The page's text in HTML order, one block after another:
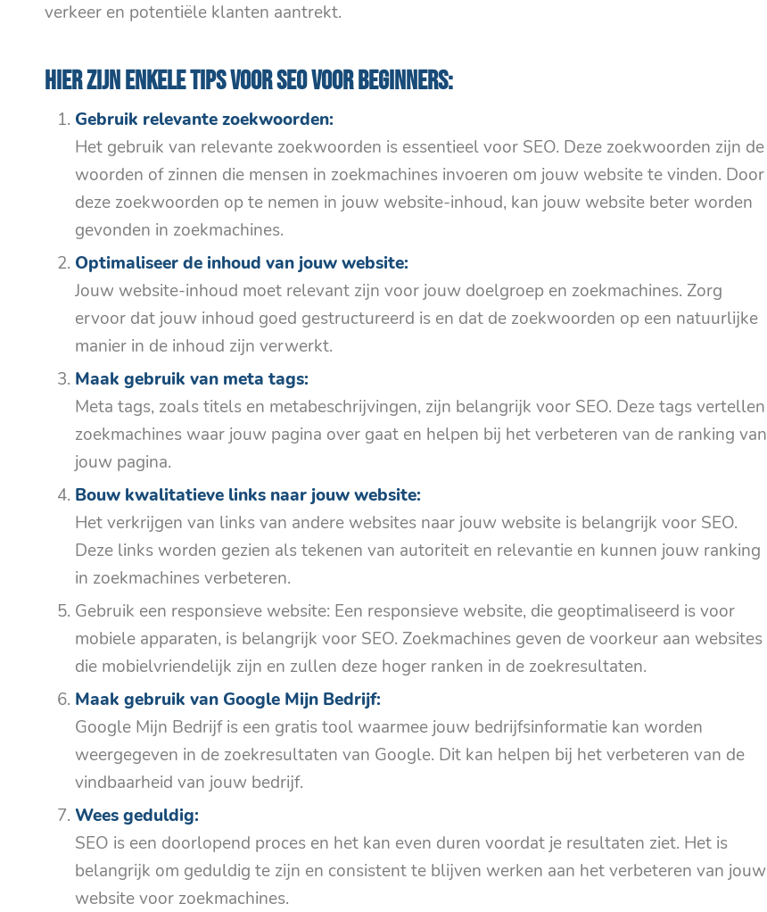
verkeer en potentiële klanten aantrekt.
Hier zijn enkele tips voor SEO voor beginners:
Gebruik relevante zoekwoorden:
Het gebruik van relevante zoekwoorden is essentieel voor SEO. Deze zoekwoorden zijn de
woorden of zinnen die mensen in zoekmachines invoeren om jouw website te vinden. Door
deze zoekwoorden op te nemen in jouw website-inhoud, kan jouw website beter worden
gevonden in zoekmachines.
Optimaliseer de inhoud van jouw website:
Jouw website-inhoud moet relevant zijn voor jouw doelgroep en zoekmachines. Zorg
ervoor dat jouw inhoud goed gestructureerd is en dat de zoekwoorden op een natuurlijke
manier in de inhoud zijn verwerkt.
Maak gebruik van meta tags:
Meta tags, zoals titels en metabeschrijvingen, zijn belangrijk voor SEO. Deze tags vertellen
zoekmachines waar jouw pagina over gaat en helpen bij het verbeteren van de ranking van
jouw pagina.
Bouw kwalitatieve links naar jouw website:
Het verkrijgen van links van andere websites naar jouw website is belangrijk voor SEO.
Deze links worden gezien als tekenen van autoriteit en relevantie en kunnen jouw ranking
in zoekmachines verbeteren.
Gebruik een responsieve website: Een responsieve website, die geoptimaliseerd is voor
mobiele apparaten, is belangrijk voor SEO. Zoekmachines geven de voorkeur aan websites
die mobielvriendelijk zijn en zullen deze hoger ranken in de zoekresultaten.
Maak gebruik van Google Mijn Bedrijf:
Google Mijn Bedrijf is een gratis tool waarmee jouw bedrijfsinformatie kan worden
weergegeven in de zoekresultaten van Google. Dit kan helpen bij het verbeteren van de
vindbaarheid van jouw bedrijf.
Wees geduldig:
SEO is een doorlopend proces en het kan even duren voordat je resultaten ziet. Het is
belangrijk om geduldig te zijn en consistent te blijven werken aan het verbeteren van jouw
website voor zoekmachines.